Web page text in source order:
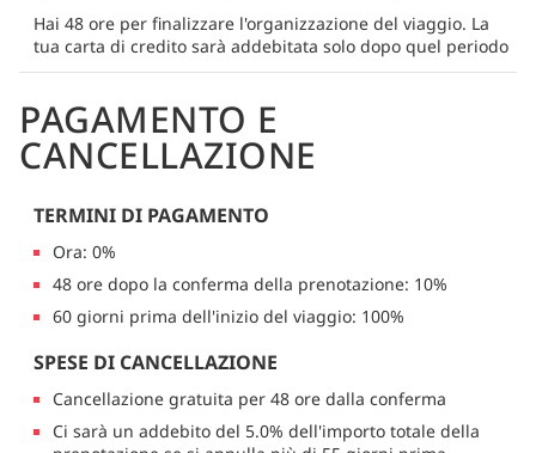
Hai 48 ore per finalizzare l'organizzazione del viaggio. La
tua carta di credito sarà addebitata solo dopo quel periodo
PAGAMENTO E
CANCELLAZIONE
TERMINI DI PAGAMENTO
Ora: 0%
48 ore dopo la conferma della prenotazione: 10%
60 giorni prima dell'inizio del viaggio: 100%
SPESE DI CANCELLAZIONE
Cancellazione gratuita per 48 ore dalla conferma
Ci sarà un addebito del 5.0% dell'importo totale della